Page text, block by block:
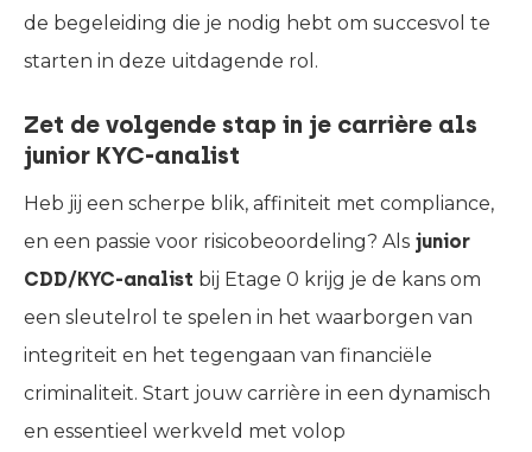
de begeleiding die je nodig hebt om succesvol te
starten in deze uitdagende rol.
Zet de volgende stap in je carrière als
junior KYC-analist
Heb jij een scherpe blik, affiniteit met compliance,
en een passie voor risicobeoordeling? Als junior
CDD/KYC-analist bij Etage 0 krijg je de kans om
een sleutelrol te spelen in het waarborgen van
integriteit en het tegengaan van financiële
criminaliteit. Start jouw carrière in een dynamisch
en essentieel werkveld met volop